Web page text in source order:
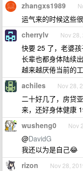
zhangxs1989
运气来的时候这些
cherrylv Nov 28,
快要 25 了，老婆孩
长辈也都身体陆续
越来越厌倦当前的
achiles Nov 28,
二十好几了，房贷
来，还好身体健康
wusheng0 Nov
@DavidG
我还以为是自己😂
rizon Nov 28,